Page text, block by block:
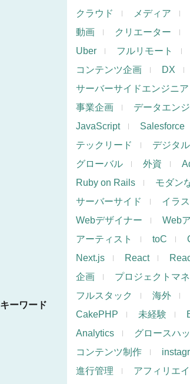
キーワード
クラウド
メディア
動画
クリエーター
Uber
フルリモート
コンテンツ企画
DX
サーバーサイドエンジニア
事業企画
データエン
JavaScript
Salesforce
テックリード
デジタ
グローバル
外資
Ruby on Rails
モダン
サーバーサイド
イラ
Webデザイナー
Web
アーティスト
toC
Next.js
React
企画
プロジェクトマ
フルスタック
海外
CakePHP
未経験
Analytics
グロースハ
コンテンツ制作
進行管理
アフィリエイ